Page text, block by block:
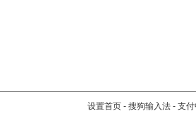
设置首页 - 搜狗输入法 - 支